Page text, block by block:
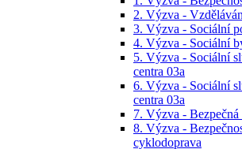
2. Výzva -
3. Výzva - Sociální
4. Výzva - Sociální
5. Výzva - Sociální
centra 03a
6. Výzva - Sociální
centra 03a
7. Výzva - Bezpečná
8. Výzva -
cyklodoprava